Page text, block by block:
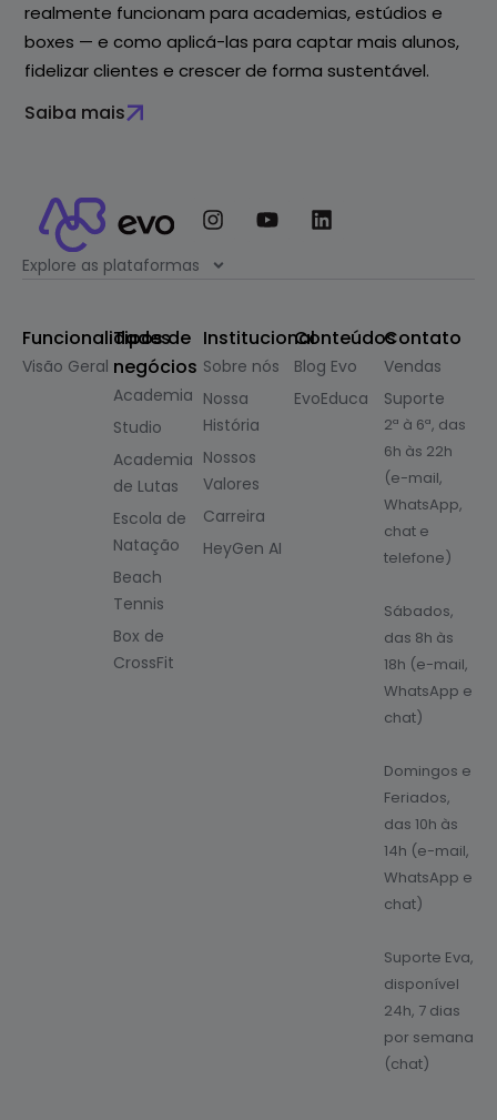
realmente funcionam para academias, estúdios e
boxes — e como aplicá-las para captar mais alunos,
fidelizar clientes e crescer de forma sustentável.
Saiba mais
Explore as plataformas
Funcionalidades
Visão Geral
Tipos de
negócios
Academia
Studio
Academia
de Lutas
Escola de
Natação
Beach
Tennis
Box de
CrossFit
Institucional
Sobre nós
Nossa
História
Nossos
Valores
Carreira
HeyGen AI
Conteúdos
Blog Evo
EvoEduca
Contato
Vendas
Suporte
2ª à 6ª, das
6h às 22h
(e-mail,
WhatsApp,
chat e
telefone)
Sábados,
das 8h às
18h (e-mail,
WhatsApp e
chat)
Domingos e
Feriados,
das 10h às
14h (e-mail,
WhatsApp e
chat)
Suporte Eva,
disponível
24h, 7 dias
por semana
(chat)